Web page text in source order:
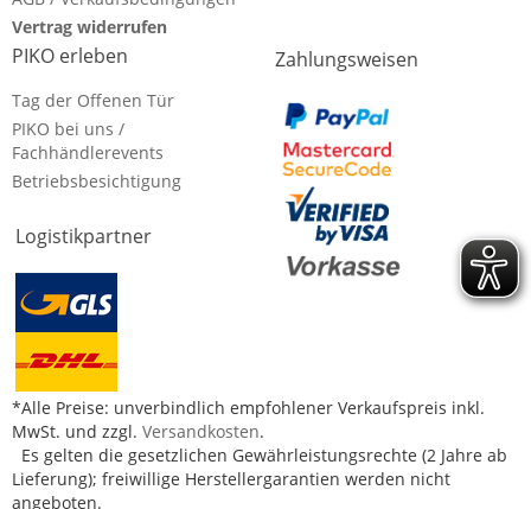
Vertrag widerrufen
PIKO erleben
Tag der Offenen Tür
PIKO bei uns /
Fachhändlerevents
Betriebsbesichtigung
Logistikpartner
Zahlungsweisen
*Alle Preise: unverbindlich empfohlener Verkaufspreis inkl.
MwSt. und zzgl. Versandkosten.
Es gelten die gesetzlichen Gewährleistungsrechte (2 Jahre ab
Lieferung); freiwillige Herstellergarantien werden nicht
angeboten.